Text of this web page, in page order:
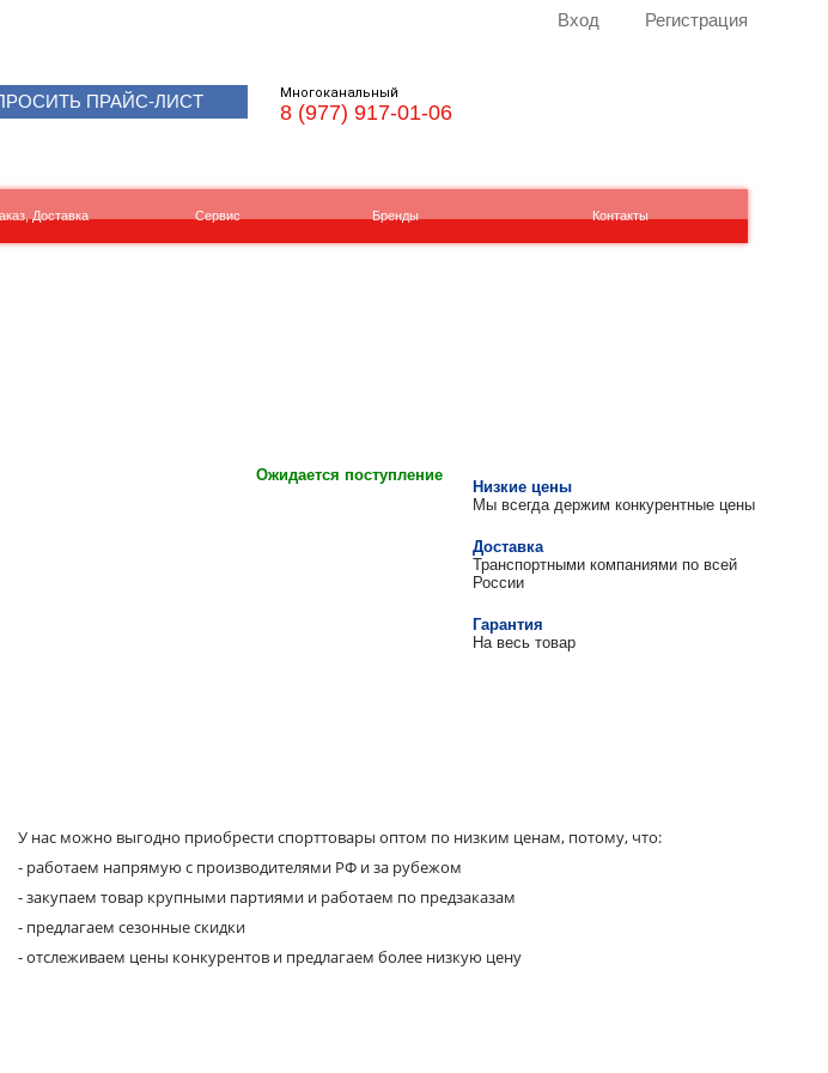
Вход Регистрация
ПРАЙС-ЛИСТ Многоканальный
8 (977) 917-01-06
Доставка Сервис Бренды Контакты
Ожидается поступление
Низкие цены
Мы всегда держим конкурентные цены
Доставка
Транспортными компаниями по всей
России
Гарантия
На весь товар
У нас можно выгодно приобрести спорттовары оптом по низким ценам, потому, что:
- работаем напрямую с производителями РФ и за рубежом
- закупаем товар крупными партиями и работаем по предзаказам
- предлагаем сезонные скидки
- отслеживаем цены конкурентов и предлагаем более низкую цену